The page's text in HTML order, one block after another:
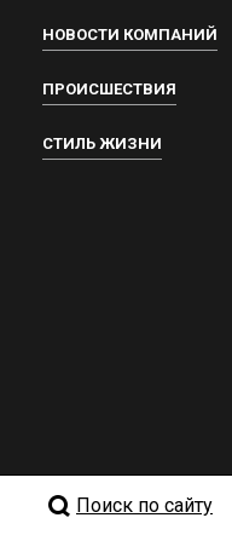
НОВОСТИ КОМПАНИЙ
ПРОИСШЕСТВИЯ
СТИЛЬ ЖИЗНИ
Поиск по сайту